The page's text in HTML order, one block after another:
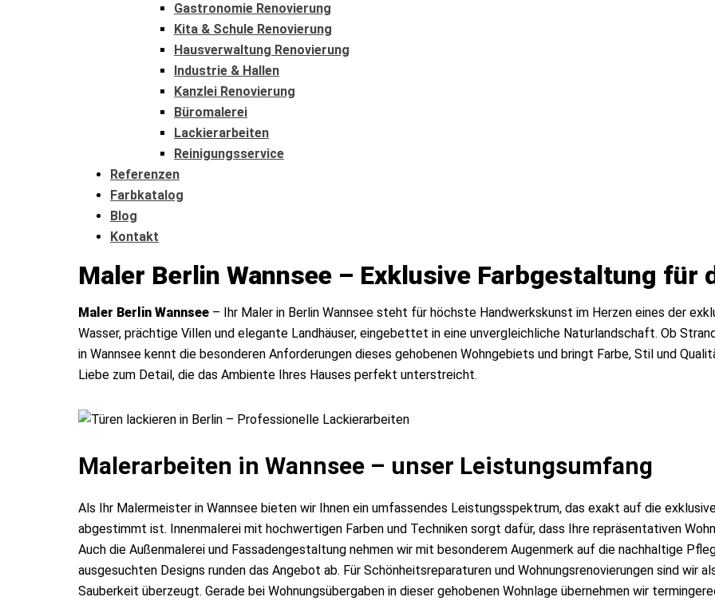
Gastronomie Renovierung
Kita & Schule Renovierung
Hausverwaltung Renovierung
Industrie & Hallen
Kanzlei Renovierung
Büromalerei
Lackierarbeiten
Reinigungsservice
Referenzen
Farbkatalog
Blog
Kontakt
Maler Berlin Wannsee – Exklusive Farbgestaltung für
Maler Berlin Wannsee – Ihr Maler in Berlin Wannsee steht für höchste Handwerkskunst im Herzen eines der
Wasser, prächtige Villen und elegante Landhäuser, eingebettet in eine unvergleichliche Naturlandschaft. Ob
in Wannsee kennt die besonderen Anforderungen dieses gehobenen Wohngebiets und bringt Farbe, Stil und
Liebe zum Detail, die das Ambiente Ihres Hauses perfekt unterstreicht.
Malerarbeiten in Wannsee – unser Leistungsumfang
Als Ihr Malermeister in Wannsee bieten wir Ihnen ein umfassendes Leistungsspektrum, das exakt auf die
abgestimmt ist. Innenmalerei mit hochwertigen Farben und Techniken sorgt dafür, dass Ihre repräsentativen
Auch die Außenmalerei und Fassadengestaltung nehmen wir mit besonderem Augenmerk auf die nachhaltige
ausgesuchten Designs runden das Angebot ab. Für Schönheitsreparaturen und Wohnungsrenovierungen sind wir
Sauberkeit überzeugt. Gerade bei Wohnungsübergaben in dieser gehobenen Wohnlage übernehmen wir